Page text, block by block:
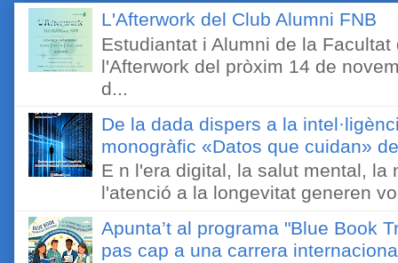
L'Afterwork del Club Alumni FNB
Estudiantat i Alumni de la
l'Afterwork del pròxim 14 de
d...
De la dada dispers a la
monogràfic «Datos que cuidan»
E n l'era digital, la salut mental, la
l'atenció a la longevitat generen
Apunta’t al programa "Blue Book
pas cap a una carrera